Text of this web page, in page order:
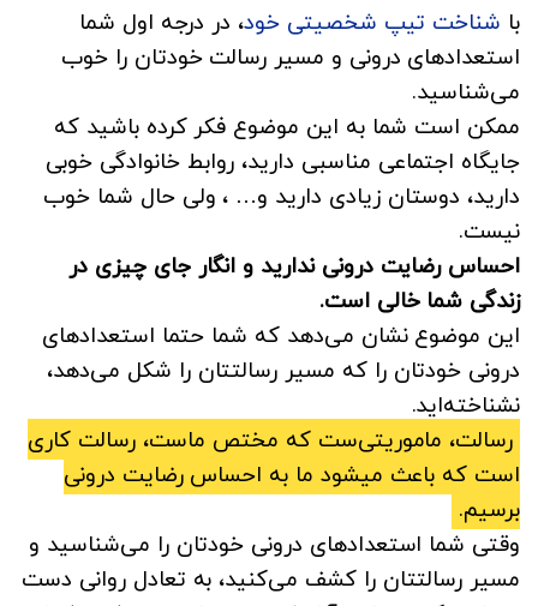
با شناخت تیپ شخصیتی خود، در درجه اول شما
استعدادهای درونی و مسیر رسالت خودتان را خوب
می‌شناسید.
ممکن است شما به این موضوع فکر کرده باشید که
جایگاه اجتماعی مناسبی دارید، روابط خانوادگی خوبی
دارید، دوستان زیادی دارید و… ، ولی حال شما خوب
نیست.
احساس رضایت درونی ندارید و انگار جای چیزی در
زندگی شما خالی است.
این موضوع نشان می‌دهد که شما حتما استعدادهای
درونی خودتان را که مسیر رسالتتان را شکل می‌دهد،
نشناخته‌اید.
رسالت، ماموریتی‌ست که مختص ماست، رسالت کاری
است که باعث میشود ما به احساس رضایت درونی
برسیم.
وقتی شما استعدادهای درونی خودتان را می‌شناسید و
مسیر رسالتتان را کشف می‌کنید، به تعادل روانی دست